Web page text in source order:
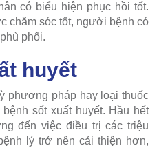
có biểu hiện phục hồi tốt.
chăm sóc tốt, người bệnh có
phổi.
huyết
phương pháp hay loại thuốc
sốt xuất huyết. Hầu hết
đến việc điều trị các triệu
lý trở nên cải thiện hơn,